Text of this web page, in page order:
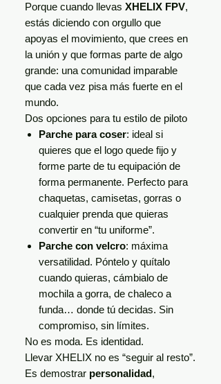
Porque cuando llevas XHELIX FPV,
estás diciendo con orgullo que
apoyas el movimiento, que crees en
la unión y que formas parte de algo
grande: una comunidad imparable
que cada vez pisa más fuerte en el
mundo.
Dos opciones para tu estilo de piloto
Parche para coser: ideal si
quieres que el logo quede fijo y
forme parte de tu equipación de
forma permanente. Perfecto para
chaquetas, camisetas, gorras o
cualquier prenda que quieras
convertir en “tu uniforme”.
Parche con velcro: máxima
versatilidad. Póntelo y quítalo
cuando quieras, cámbialo de
mochila a gorra, de chaleco a
funda… donde tú decidas. Sin
compromiso, sin límites.
No es moda. Es identidad.
Llevar XHELIX no es “seguir al resto”.
Es demostrar personalidad,